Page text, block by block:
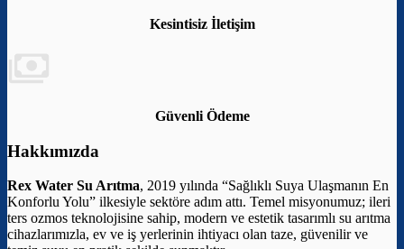
Kesintisiz İletişim
Güvenli Ödeme
Hakkımızda
Rex Water Su Arıtma, 2019 yılında “Sağlıklı Suya Ulaşmanın En
Konforlu Yolu” ilkesiyle sektöre adım attı. Temel misyonumuz; ileri
ters ozmos teknolojisine sahip, modern ve estetik tasarımlı su arıtma
cihazlarımızla, ev ve iş yerlerinin ihtiyacı olan taze, güvenilir ve